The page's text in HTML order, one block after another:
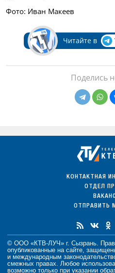
Фото: Иван Макеев
Читайте в
Поделись
КОНТАКТНАЯ
ОТДЕЛ
ОТПРАВИТЬ
© ООО «КТВ-ЛУЧ» г. Сызрань.
опубликованные на сайте,
и международным
смежных правах. Любое
возможно только при указании